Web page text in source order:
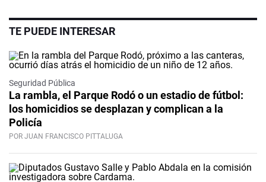
TE PUEDE INTERESAR
Seguridad Pública
La rambla, el Parque Rodó o un estadio de fútbol:
los homicidios se desplazan y complican a la
Policía
POR JUAN FRANCISCO PITTALUGA